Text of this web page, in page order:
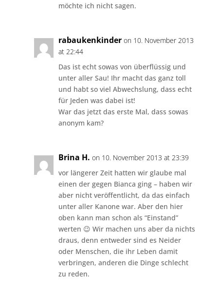
möchte ich nicht sagen.
rabaukenkinder on 10. November 2013
at 22:44
Das ist echt sowas von überflüssig und
unter aller Sau! Ihr macht das ganz toll
und habt so viel Abwechslung, dass echt
für Jeden was dabei ist!
War das jetzt das erste Mal, dass sowas
anonym kam?
Brina H. on 10. November 2013 at 23:39
vor längerer Zeit hatten wir glaube mal
einen der gegen Bianca ging – haben wir
aber nicht veröffentlicht, da das einfach
unter aller Kanone war. Aber den hier
oben kann man schon als “Einstand”
werten 😉 Wir machen uns aber da nichts
draus, denn entweder sind es Neider
oder Menschen, die ihr Leben damit
verbringen, anderen die Dinge schlecht
zu reden.